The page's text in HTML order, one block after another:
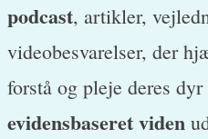
podcast, artikler,
videobesvarelser, der
forstå og pleje deres
evidensbaseret viden